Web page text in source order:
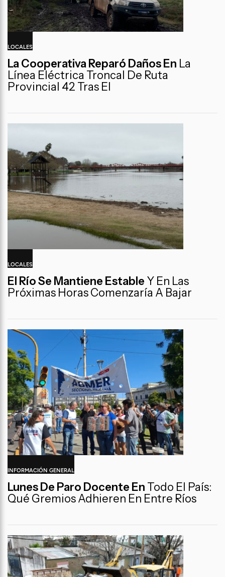
LOCALES
La Cooperativa Reparó Daños En La
Línea Eléctrica Troncal De Ruta
Provincial 42 Tras El
LOCALES
El Río Se Mantiene Estable Y En Las
Próximas Horas Comenzaría A Bajar
INFORMACIÓN GENERAL
Lunes De Paro Docente En Todo El País:
Qué Gremios Adhieren En Entre Ríos